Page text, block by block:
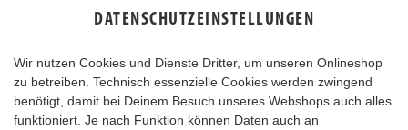
DATENSCHUTZEINSTELLUNGEN
Wir nutzen Cookies und Dienste Dritter, um unseren Onlineshop
zu betreiben. Technisch essenzielle Cookies werden zwingend
benötigt, damit bei Deinem Besuch unseres Webshops auch alles
funktioniert. Je nach Funktion können Daten auch an